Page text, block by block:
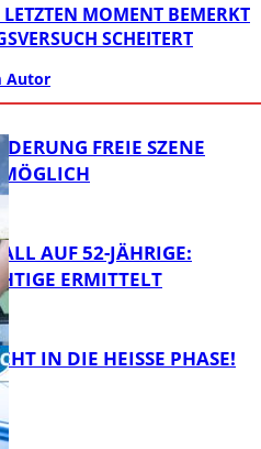
MOMENT BEMERKT
SCHEITERT
Autor
FREIE SZENE
AUF 52-JÄHRIGE:
ERMITTELT
IN DIE HEISSE PHASE!